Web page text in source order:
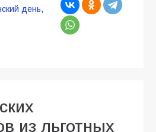
день,
из льготных